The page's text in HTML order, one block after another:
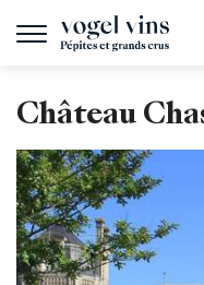
Navigation
Champagner
Weissweine
Roséweine
Rotweine
Château